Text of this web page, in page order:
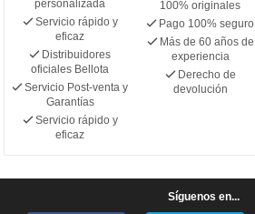
personalizada
Servicio rápido y
eficaz
Distribuidores
oficiales Bellota
Servicio Post-venta y
Garantías
Servicio rápido y
eficaz
100% originales
Pago 100% seguro
Más de 60 años de
experiencia
Derecho de
devolución
Síguenos en...